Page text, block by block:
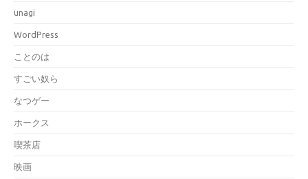
unagi
WordPress
ことのは
すごい奴ら
なつゲー
ホークス
喫茶店
映画